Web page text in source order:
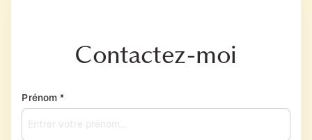
Contactez-moi
Prénom *